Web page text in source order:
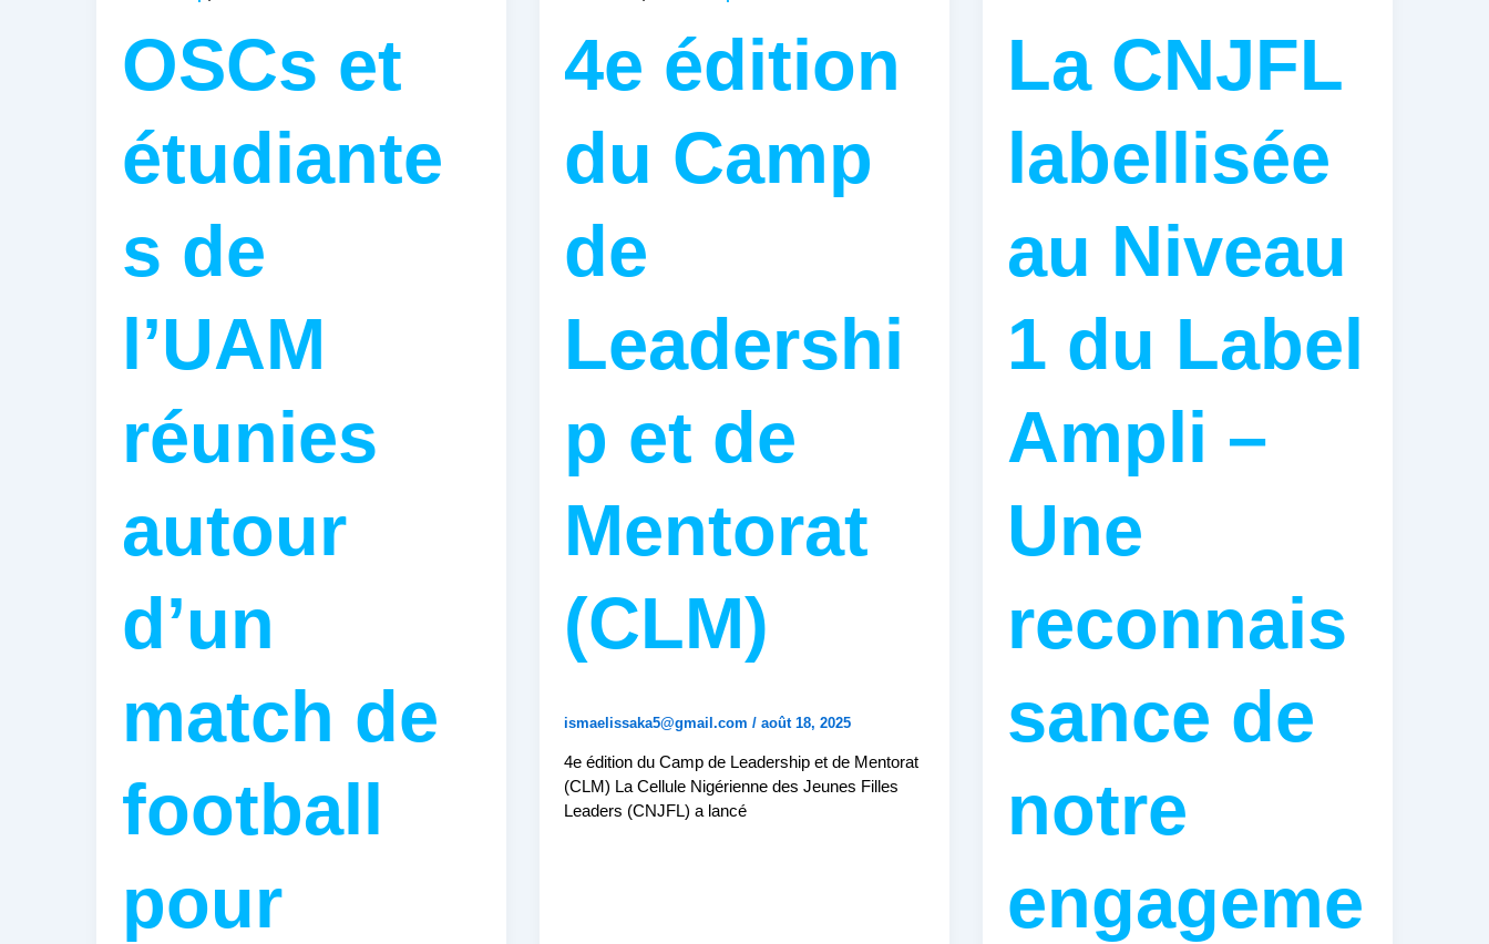
OSCs et
étudiante
s de
l’UAM
réunies
autour
d’un
match de
football
pour
4e édition
du Camp
de
Leadershi
p et de
Mentorat
(CLM)
ismaelissaka5@gmail.com/août 18, 2025
4e édition du Camp de Leadership et de Mentorat
(CLM) La Cellule Nigérienne des Jeunes Filles
Leaders (CNJFL) a lancé
La CNJFL
labellisée
au Niveau
1 du Label
Ampli –
Une
reconnais
sance de
notre
engageme